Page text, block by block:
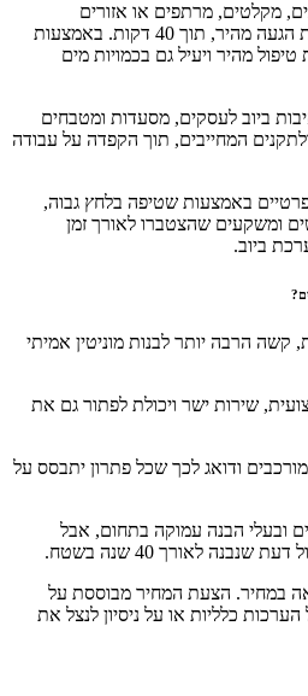
מרתפים או אזורים
מסחריים, אנו משתדלים לשירות הגעה מהיר, תוך 40 דקות. באמצעות
ויעיל גם בכמויות מים
לעסקים, מסעדות ומטבחים
תוך הקפדה על עבודה
שטיפה בלחץ גבוה,
שהצטברו לאורך זמן
לבנות מוניטין אמיתי
ישר ויכולת לפתור גם את
לכך שכל פתרון יתבסס על
הבנה עמוקה בתחום, אבל
40 שנה בשטח.
הצעת המחיר מבוססת על
או על ניסיון לנצל את